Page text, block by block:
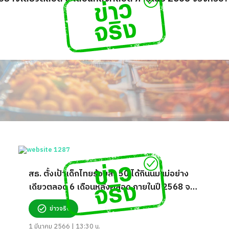
สธ. ตั้งเป้าเด็กไทยร้อยละ 50 ได้กินนมแม่อย่าง
เดียวตลอด 6 เดือนหลังคลอด ภายในปี 2568 จริง
หรือ?
ข่าวจริง
1 มีนาคม 2566 | 13:30 น.